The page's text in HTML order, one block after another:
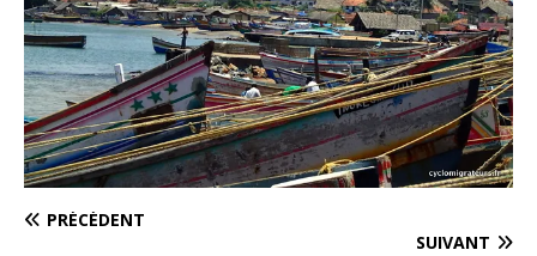
PRÉCÉDENT
SUIVANT